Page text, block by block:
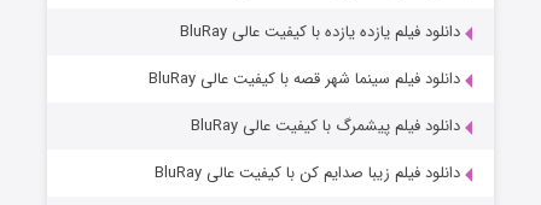
دانلود فیلم یازده یازده با کیفیت عالی BluRay
دانلود فیلم سینما شهر قصه با کیفیت عالی BluRay
دانلود فیلم پیشمرگ با کیفیت عالی BluRay
دانلود فیلم زیبا صدایم کن با کیفیت عالی BluRay